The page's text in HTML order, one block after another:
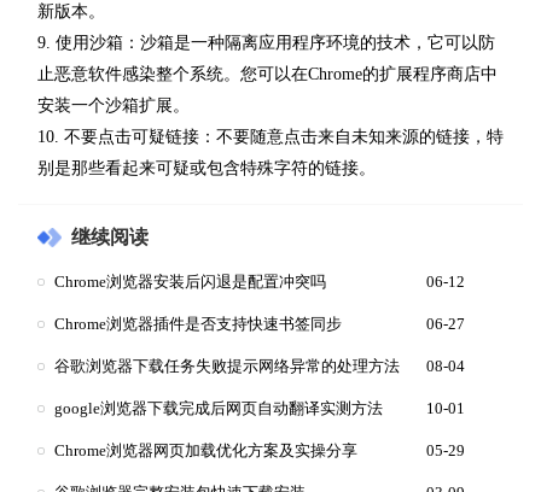
新版本。
9. 使用沙箱：沙箱是一种隔离应用程序环境的技术，它可以防
止恶意软件感染整个系统。您可以在Chrome的扩展程序商店中
安装一个沙箱扩展。
10. 不要点击可疑链接：不要随意点击来自未知来源的链接，特
别是那些看起来可疑或包含特殊字符的链接。
继续阅读
Chrome浏览器安装后闪退是配置冲突吗 06-12
Chrome浏览器插件是否支持快速书签同步 06-27
谷歌浏览器下载任务失败提示网络异常的处理方法 08-04
google浏览器下载完成后网页自动翻译实测方法 10-01
Chrome浏览器网页加载优化方案及实操分享 05-29